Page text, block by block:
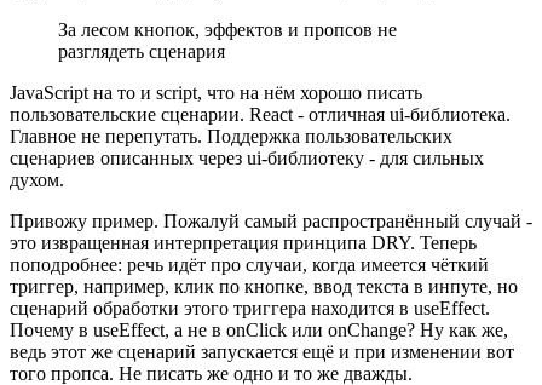
За лесом кнопок, эффектов и пропсов не
разглядеть сценария
JavaScript на то и script, что на нём хорошо писать
пользовательские сценарии. React - отличная ui-библиотека.
Главное не перепутать. Поддержка пользовательских
сценариев описанных через ui-библиотеку - для сильных
духом.
Привожу пример. Пожалуй самый распространённый случай -
это извращенная интерпретация принципа DRY. Теперь
поподробнее: речь идёт про случаи, когда имеется чёткий
триггер, например, клик по кнопке, ввод текста в инпуте, но
сценарий обработки этого триггера находится в useEffect.
Почему в useEffect, а не в onClick или onChange? Ну как же,
ведь этот же сценарий запускается ещё и при изменении вот
того пропса. Не писать же одно и то же дважды.